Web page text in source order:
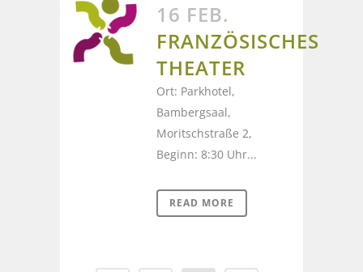
16 FEB.
FRANZÖSISCHES
THEATER
Ort: Parkhotel,
Bambergsaal,
Moritschstraße 2,
Beginn: 8:30 Uhr...
READ MORE